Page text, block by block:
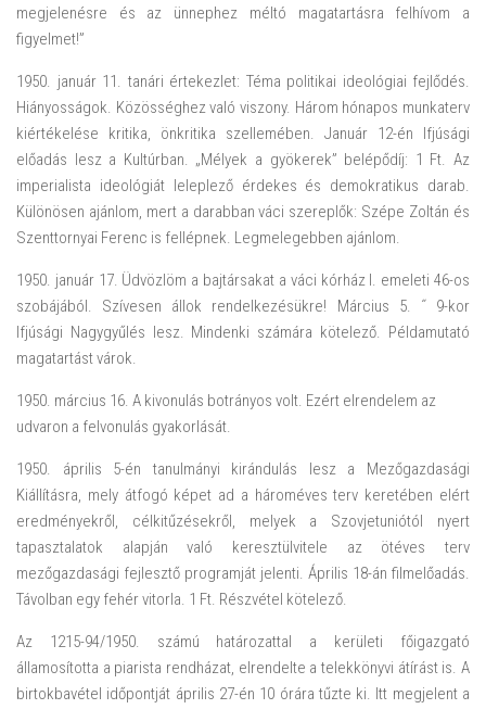
megjelenésre és az ünnephez méltó magatartásra felhívom a
figyelmet!”
1950. január 11. tanári értekezlet: Téma politikai ideológiai fejlődés.
Hiányosságok. Közösséghez való viszony. Három hónapos munkaterv
kiértékelése kritika, önkritika szellemében. Január 12-én Ifjúsági
előadás lesz a Kultúrban. „Mélyek a gyökerek” belépődíj: 1 Ft. Az
imperialista ideológiát leleplező érdekes és demokratikus darab.
Különösen ajánlom, mert a darabban váci szereplők: Szépe Zoltán és
Szenttornyai Ferenc is fellépnek. Legmelegebben ajánlom.
1950. január 17. Üdvözlöm a bajtársakat a váci kórház I. emeleti 46-os
szobájából. Szívesen állok rendelkezésükre! Március 5. ˝ 9-kor
Ifjúsági Nagygyűlés lesz. Mindenki számára kötelező. Példamutató
magatartást várok.
1950. március 16. A kivonulás botrányos volt. Ezért elrendelem az
udvaron a felvonulás gyakorlását.
1950. április 5-én tanulmányi kirándulás lesz a Mezőgazdasági
Kiállításra, mely átfogó képet ad a hároméves terv keretében elért
eredményekről, célkitűzésekről, melyek a Szovjetuniótól nyert
tapasztalatok alapján való keresztülvitele az ötéves terv
mezőgazdasági fejlesztő programját jelenti. Április 18-án filmelőadás.
Távolban egy fehér vitorla. 1 Ft. Részvétel kötelező.
Az 1215-94/1950. számú határozattal a kerületi főigazgató
államosította a piarista rendházat, elrendelte a telekkönyvi átírást is. A
birtokbavétel időpontját április 27-én 10 órára tűzte ki. Itt megjelent a